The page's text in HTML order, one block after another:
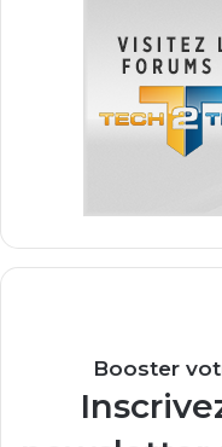
Booster